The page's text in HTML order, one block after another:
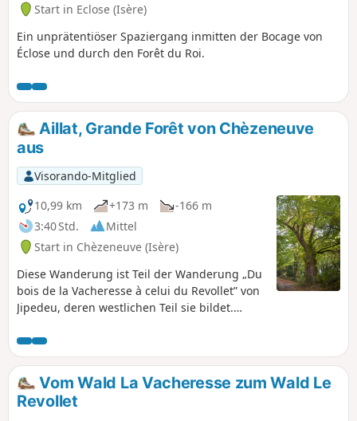
Start in Eclose (Isère)
Ein unprätentiöser Spaziergang inmitten der Bocage von
Éclose und durch den Forêt du Roi.
Aillat, Grande Forêt von Chèzeneuve
aus
Visorando-Mitglied
10,99 km
+173 m
-166 m
3:40 Std.
Mittel
Start in Chèzeneuve (Isère)
Diese Wanderung ist Teil der Wanderung „Du
bois de la Vacheresse à celui du Revollet” von
Jipedeu, deren westlichen Teil sie bildet.
Lichtungen und Feldern. Wenige Straßen und
viele saubere und gut gepflegte Wege, die zu
jeder Jahreszeit sehr angenehm sind.
Vom Wald La Vacheresse zum Wald Le
Revollet